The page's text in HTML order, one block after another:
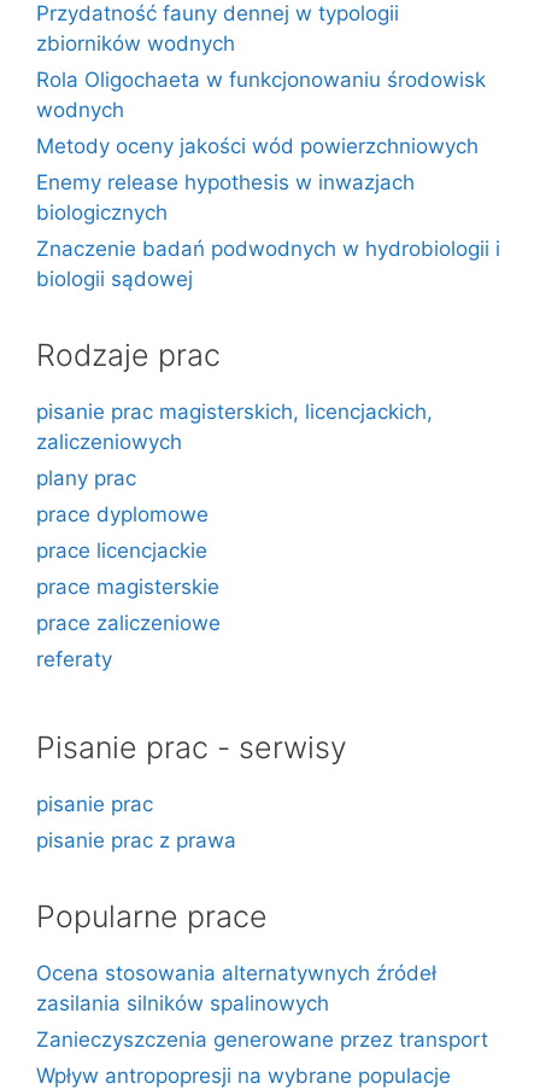
Przydatność fauny dennej w typologii
zbiorników wodnych
Rola Oligochaeta w funkcjonowaniu środowisk
wodnych
Metody oceny jakości wód powierzchniowych
Enemy release hypothesis w inwazjach
biologicznych
Znaczenie badań podwodnych w hydrobiologii i
biologii sądowej
Rodzaje prac
pisanie prac magisterskich, licencjackich,
zaliczeniowych
plany prac
prace dyplomowe
prace licencjackie
prace magisterskie
prace zaliczeniowe
referaty
Pisanie prac - serwisy
pisanie prac
pisanie prac z prawa
Popularne prace
Ocena stosowania alternatywnych źródeł
zasilania silników spalinowych
Zanieczyszczenia generowane przez transport
Wpływ antropopresji na wybrane populacje